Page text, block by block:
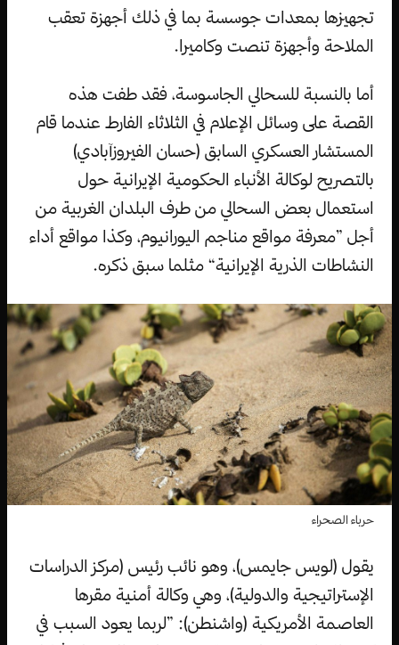
تجهيزها بمعدات جوسسة بما في ذلك أجهزة تعقب
الملاحة وأجهزة تنصت وكاميرا.
أما بالنسبة للسحالي الجاسوسة، فقد طفت هذه
القصة على وسائل الإعلام في الثلاثاء الفارط عندما قام
المستشار العسكري السابق (حسان الفيروزآبادي)
بالتصريح لوكالة الأنباء الحكومية الإيرانية حول
استعمال بعض السحالي من طرف البلدان الغربية من
أجل ”معرفة مواقع مناجم اليورانيوم، وكذا مواقع أداء
النشاطات الذرية الإيرانية“ مثلما سبق ذكره.
حرباء الصحراء
يقول (لويس جايمس)، وهو نائب رئيس (مركز الدراسات
الإستراتيجية والدولية)، وهي وكالة أمنية مقرها
العاصمة الأمريكية (واشنطن): ”لربما يعود السبب في